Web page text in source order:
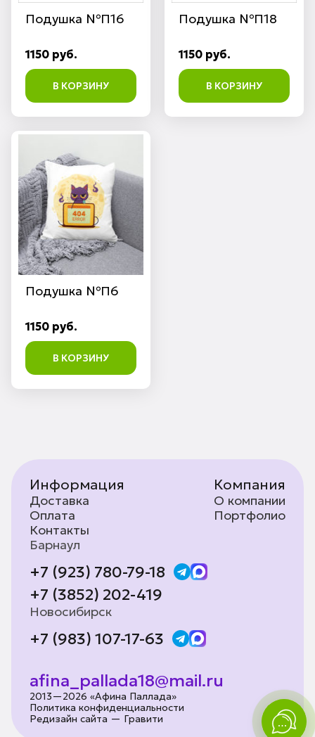
Подушка №П16
1150 руб.
В КОРЗИНУ
Подушка №П18
1150 руб.
В КОРЗИНУ
Подушка №П6
1150 руб.
В КОРЗИНУ
Информация
Доставка
Оплата
Контакты
Компания
О компании
Портфолио
Барнаул
+7 (923) 780-79-18
+7 (3852) 202-419
Новосибирск
+7 (983) 107-17-63
afina_pallada18@mail.ru
2013—2026 «Афина Паллада»
Политика конфиденциальности
Редизайн сайта — Гравити